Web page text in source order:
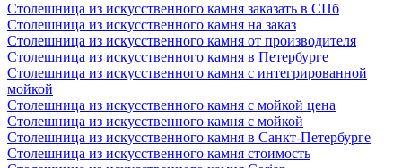
Столешница из искусственного камня заказать в СПб
Столешница из искусственного камня на заказ
Столешница из искусственного камня от производителя
Столешница из искусственного камня в Петербурге
Столешница из искусственного камня с интегрированной
мойкой
Столешница из искусственного камня с мойкой цена
Столешница из искусственного камня с мойкой
Столешница из искусственного камня в Санкт-Петербурге
Столешница из искусственного камня стоимость